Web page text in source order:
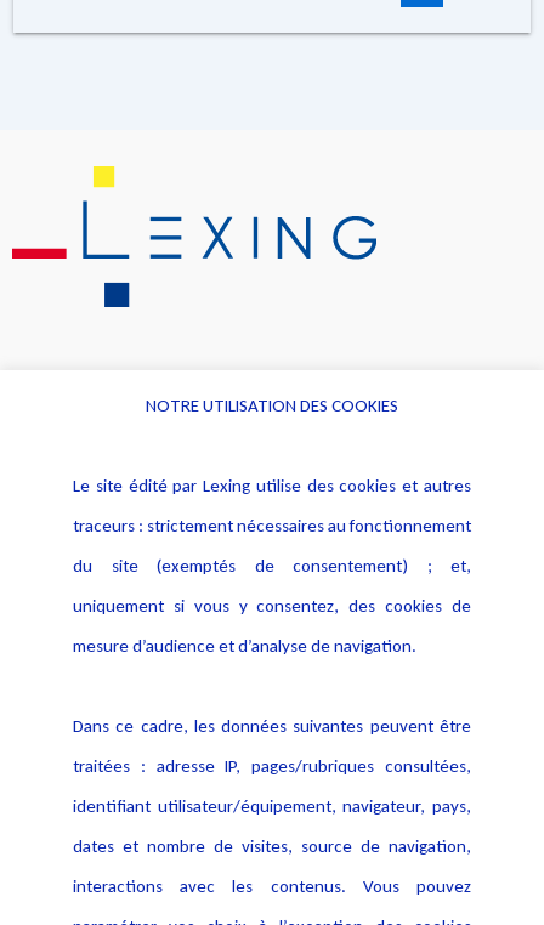
Alerte professionnelle
Déclaration d'accessibilité
Notice Légale
Politique de protection des
données
Publications
NOTRE UTILISATION DES COOKIES
Le site édité par Lexing utilise des cookies et autres
traceurs : strictement nécessaires au fonctionnement
du site (exemptés de consentement) ; et,
uniquement si vous y consentez, des cookies de
mesure d’audience et d’analyse de navigation.
Dans ce cadre, les données suivantes peuvent être
traitées : adresse IP, pages/rubriques consultées,
identifiant utilisateur/équipement, navigateur, pays,
dates et nombre de visites, source de navigation,
interactions avec les contenus. Vous pouvez